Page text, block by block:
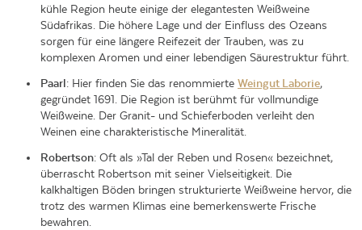
kühle Region heute einige der elegantesten Weißweine
Südafrikas. Die höhere Lage und der Einfluss des Ozeans
sorgen für eine längere Reifezeit der Trauben, was zu
komplexen Aromen und einer lebendigen Säurestruktur führt.
Paarl: Hier finden Sie das renommierte Weingut Laborie,
gegründet 1691. Die Region ist berühmt für vollmundige
Weißweine. Der Granit- und Schieferboden verleiht den
Weinen eine charakteristische Mineralität.
Robertson: Oft als »Tal der Reben und Rosen« bezeichnet,
überrascht Robertson mit seiner Vielseitigkeit. Die
kalkhaltigen Böden bringen strukturierte Weißweine hervor, die
trotz des warmen Klimas eine bemerkenswerte Frische
bewahren.